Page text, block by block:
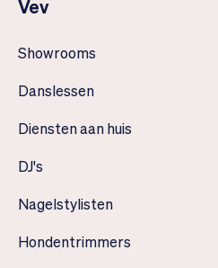
Vev
Showrooms
Danslessen
Diensten aan huis
DJ's
Nagelstylisten
Hondentrimmers